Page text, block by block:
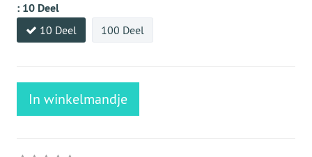
: 10 Deel
10 Deel 100 Deel
In winkelmandje